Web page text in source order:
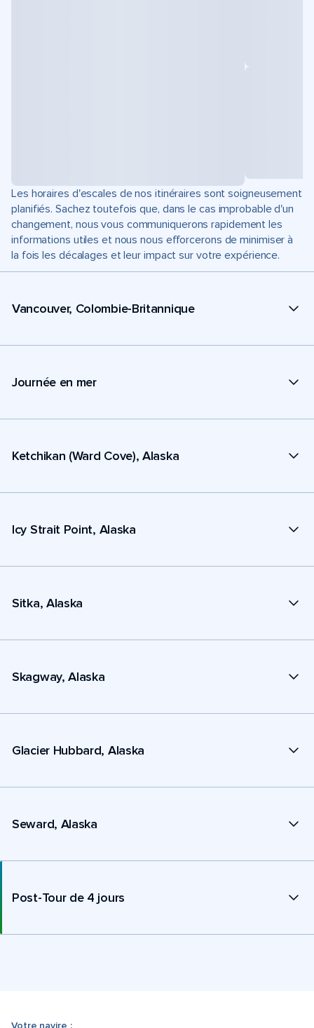
Les horaires d'escales de nos itinéraires sont soigneusement
planifiés. Sachez toutefois que, dans le cas improbable d'un
changement, nous vous communiquerons rapidement les
informations utiles et nous nous efforcerons de minimiser à
la fois les décalages et leur impact sur votre expérience.
Vancouver, Colombie-Britannique
Journée en mer
Ketchikan (Ward Cove), Alaska
Icy Strait Point, Alaska
Sitka, Alaska
Skagway, Alaska
Glacier Hubbard, Alaska
Seward, Alaska
Post-Tour de 4 jours
Votre navire :